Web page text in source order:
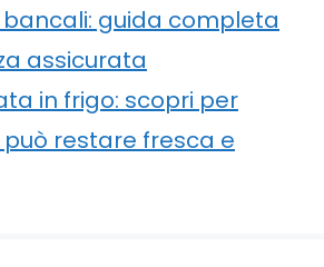
guida completa
assicurata
in frigo: scopri per
restare fresca e